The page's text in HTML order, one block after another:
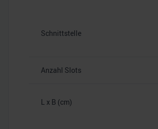
Schnittstelle
Anzahl Slots
L x B (cm)